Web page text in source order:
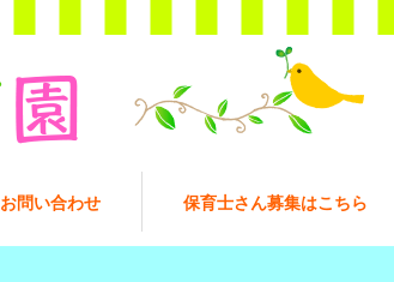
お問い合わせ 保育士さん募集はこちら